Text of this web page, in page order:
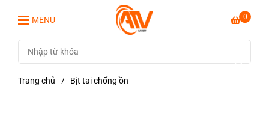
0
MENU
Trang chủ / Bịt tai chống ồn